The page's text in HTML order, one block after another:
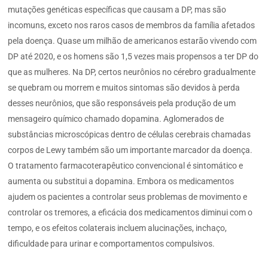
mutações genéticas específicas que causam a DP, mas são
incomuns, exceto nos raros casos de membros da família afetados
pela doença. Quase um milhão de americanos estarão vivendo com
DP até 2020, e os homens são 1,5 vezes mais propensos a ter DP do
que as mulheres. Na DP, certos neurônios no cérebro gradualmente
se quebram ou morrem e muitos sintomas são devidos à perda
desses neurônios, que são responsáveis pela produção de um
mensageiro químico chamado dopamina. Aglomerados de
substâncias microscópicas dentro de células cerebrais chamadas
corpos de Lewy também são um importante marcador da doença.
O tratamento farmacoterapêutico convencional é sintomático e
aumenta ou substitui a dopamina. Embora os medicamentos
ajudem os pacientes a controlar seus problemas de movimento e
controlar os tremores, a eficácia dos medicamentos diminui com o
tempo, e os efeitos colaterais incluem alucinações, inchaço,
dificuldade para urinar e comportamentos compulsivos.